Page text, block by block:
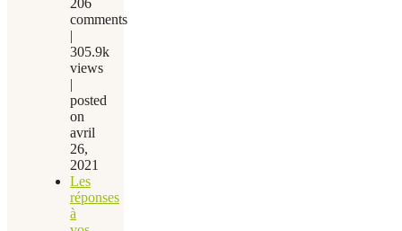
206
comments
|
305.9k
views
|
posted
on
avril
26,
2021
Les
réponses
à